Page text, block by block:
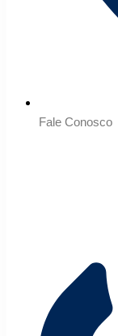
Fale Conosco